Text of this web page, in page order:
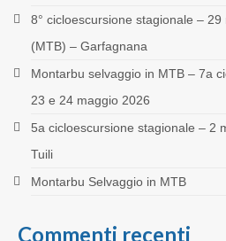
8° cicloescursione stagionale –
(MTB) – Garfagnana
Montarbu selvaggio in MTB – 7a
23 e 24 maggio 2026
5a cicloescursione stagionale – 2
Tuili
Montarbu Selvaggio in MTB
Commenti recenti